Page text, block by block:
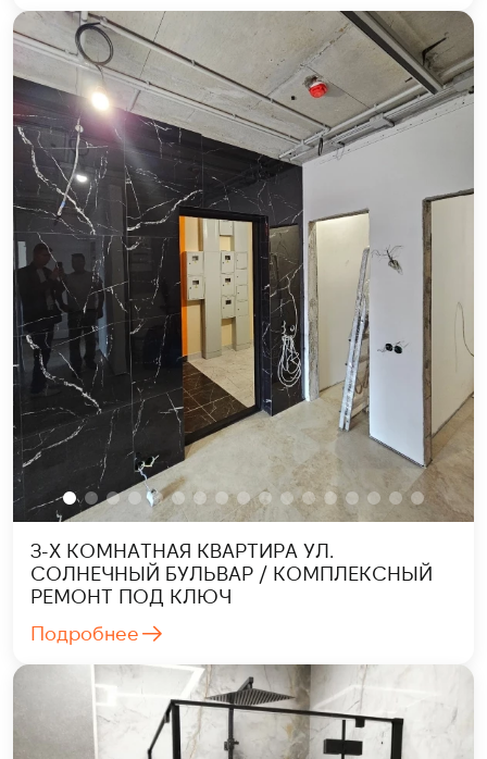
3-Х КОМНАТНАЯ КВАРТИРА УЛ.
СОЛНЕЧНЫЙ БУЛЬВАР / КОМПЛЕКСНЫЙ
РЕМОНТ ПОД КЛЮЧ
Подробнее